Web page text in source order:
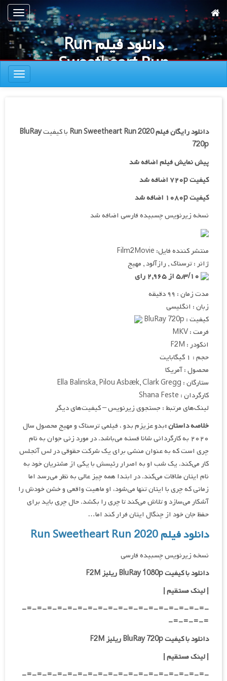
به
محتوای
اصلی
ناوبری
دانلود فیلم Run
Sweetheart Run
2020
ناوبری
دانلود رایگان فیلمRun Sweetheart Run 2020 با کیفیتBluRay
720p
پیش نمایش فیلم اضافه شد
کیفیت ۷۲۰p اضافه شد
کیفیت ۱۰۸۰p اضافه شد
نسخه زیرنویس چسبیده فارسی اضافه شد
منتشر کننده فایل: Film2Movie
ژانر : ترسناک , رازآلود , مهیج
مدت زمان : ۹۹ دقیقه
زبان : انگلیسی
کیفیت : BluRay 720p
فرمت : MKV
انکودر : F2M
حجم : ۱ گیگابایت
محصول : آمریکا
ستارگان : Ella Balinska, Pilou Asbæk, Clark Gregg
کارگردان : Shana Feste
لینک‌های مرتبط : جستجوی زیرنویس – کیفیت‌های دیگر
خلاصه داستان :بدو عزیزم بدو ، فیلمی ترسناک و مهیج محصول سال
۲۰۲۰ به کارگردانی شانا فسته می‌باشد. در مورد زنی جوان به نام
چری است که به عنوان منشی برای یک شرکت حقوقی در لس آنجلس
کار می‌کند. یک شب او به اصرار رئیسش با یکی از مشتریان خود به
نام ایتان ملاقات می‌کند. در ابتدا همه چیز عالی به نظر می‌رسد اما
زمانی که چری با ایتان تنها می‌شود، او ماهیت واقعی و خشن خودش را
آشکار می‌سازد و تلاش می‌کند تا چری را بکشد. حال چری باید برای
حفظ جان خود از چنگال ایتان فرار کند اما…
دانلود فیلم Run Sweetheart Run 2020
نسخه زیرنویس چسبیده فارسی
دانلود با کیفیت BluRay 1080p ریلیز F2M
|لینک مستقیم|
-=-=-=-=-=-=-=-=-=-=-=-=-=-=-=-=-=-=-
=-=-=-=-
دانلود با کیفیت BluRay 720p ریلیز F2M
| لینک مستقیم|
-=-=-=-=-=-=-=-=-=-=-=-=-=-=-=-=-=-=-